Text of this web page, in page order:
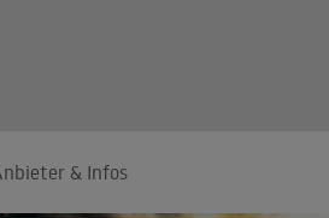
& Infos